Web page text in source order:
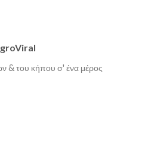
& του κήπου σ' ένα μέρος